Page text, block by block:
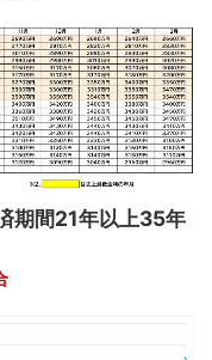
期間21年以上35年